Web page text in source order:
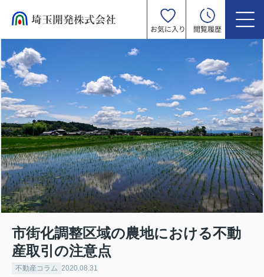
お気に入り 閲覧履歴
市街化調整区域の農地における不動
産取引の注意点
不動産コラム 2020.08.31